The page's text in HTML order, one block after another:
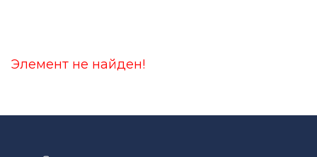
Элемент не найден!